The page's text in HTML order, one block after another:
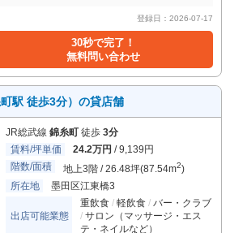
登録日：2026-07-17
30秒で完了！
無料問い合わせ
駅 徒歩3分）の貸店舗
JR総武線 錦糸町 徒歩 3分
賃料/坪単価
24.2万円 / 9,139円
階数/面積
地上3階 / 26.48坪(87.54m2)
所在地
墨田区江東橋3
出店可能業態
重飲食 軽飲食
バー・クラブ
サロン（マッサージ・エス
テ・ネイルなど）